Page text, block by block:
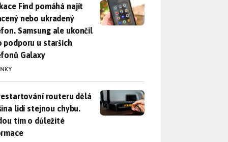
Find pomáhá najít ztracený nebo ukradený telefon.
Find pomáhá najít
nebo ukradený
Samsung ale ukončil
podporu u starších
Galaxy
routeru dělá většina lidí stejnou chybu. Přijdou
routeru dělá
lidí stejnou chybu.
tím o důležité